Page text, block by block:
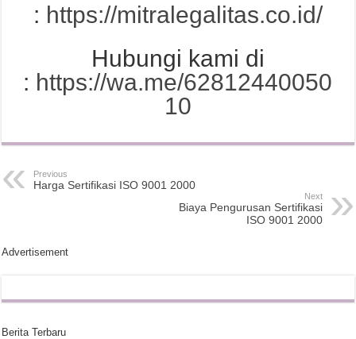
: https://mitralegalitas.co.id/
Hubungi kami di
: https://wa.me/62812440050
10
Previous
Harga Sertifikasi ISO 9001 2000
Next
Biaya Pengurusan Sertifikasi
ISO 9001 2000
Advertisement
Berita Terbaru